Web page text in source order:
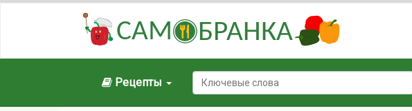
БРАНКА
САМ
Рецепты